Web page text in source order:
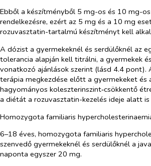
Ebből a készítményből 5 mg-os és 10 mg-
rendelkezésre, ezért az 5 mg és a 10 mg
rozuvasztatin-tartalmú készítményt kell
A dózist a gyermekeknél és serdülőknél az
tolerancia alapján kell titrálni, a gyermekek
vonatkozó ajánlások szerint (lásd 4.4 pont).
terápia megkezdése előtt a gyermekeket és
hagyományos koleszterinszint‑csökkentő
a diétát a rozuvasztatin-kezelés ideje alatt
Homozygota familiaris
6–18 éves, homozygota familiaris
szenvedő gyermekeknél és serdülőknél a
naponta egyszer 20 mg.